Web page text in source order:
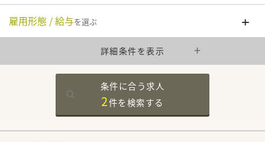
雇用形態 / 給与を選ぶ
詳細条件を表示
条件に合う求人
2件を検索する